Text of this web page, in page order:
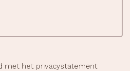
met het privacystatement